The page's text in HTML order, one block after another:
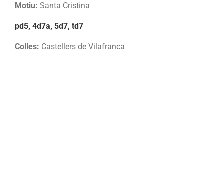
Motiu: Santa Cristina
pd5, 4d7a, 5d7, td7
Colles: Castellers de Vilafranca